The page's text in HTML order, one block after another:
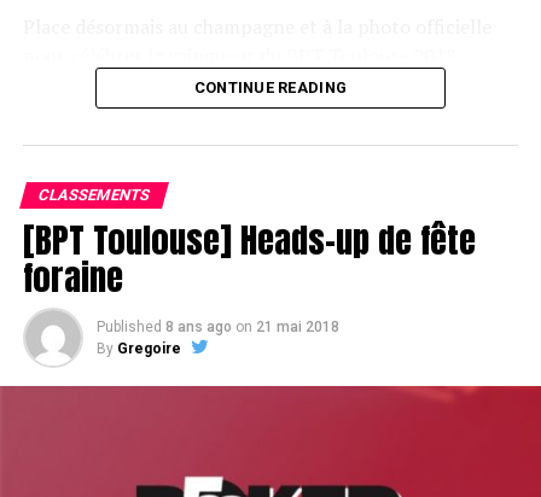
CONTINUE READING
CLASSEMENTS
[BPT Toulouse] Heads-up de fête
foraine
Published 8 ans ago on 21 mai 2018
By Gregoire